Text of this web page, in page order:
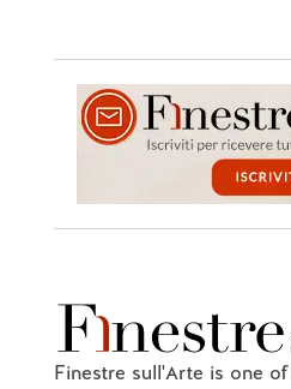
Finestre sull'Arte is one